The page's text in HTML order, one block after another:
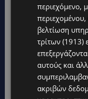
Topics
STORIES
ΓΕΝΕΘΛΙΟΣ ΗΜΕΡΑ: Η
άνθρωποι και οι
ΕΛΕΝΑ ΑΝΤΩΝΙΑΔΟΥ:
τριών παιδιών –
περιεχόμενο,
βελτίωση
τρίτων (1913)
αυτούς και
ακριβών